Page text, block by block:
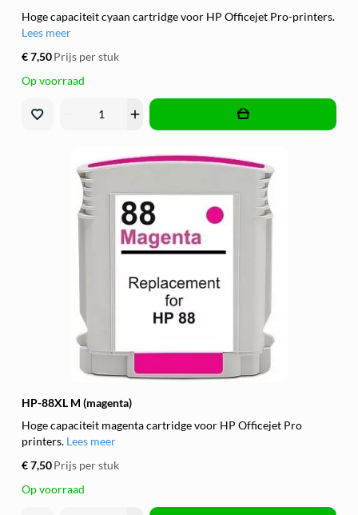
Hoge capaciteit cyaan cartridge voor HP Officejet Pro-printers.
Lees meer
€ 7,50Prijs per stuk
Op voorraad
add
HP-88XL M (magenta)
Hoge capaciteit magenta cartridge voor HP Officejet Pro
printers. Lees meer
€ 7,50Prijs per stuk
Op voorraad